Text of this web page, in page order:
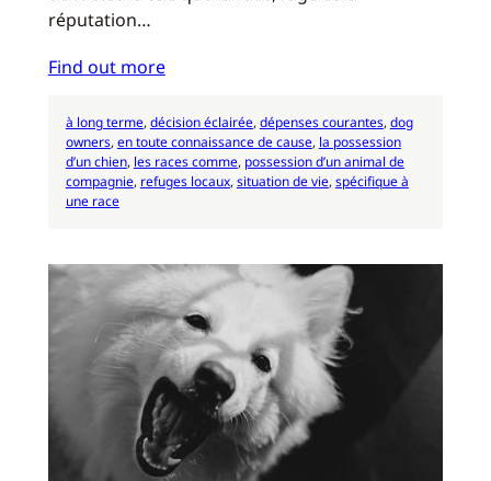
réputation…
Find out more
à long terme, décision éclairée, dépenses courantes, dog
owners, en toute connaissance de cause, la possession
d’un chien, les races comme, possession d’un animal de
compagnie, refuges locaux, situation de vie, spécifique à
une race